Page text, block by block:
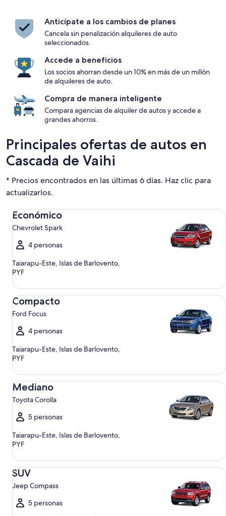
Anticípate a los cambios de planes
Cancela sin penalización alquileres de auto
seleccionados.
Accede a beneficios
Los socios ahorran desde un 10% en más de un millón
de alquileres de auto.
Compra de manera inteligente
Compara agencias de alquiler de autos y accede a
grandes ahorros.
Principales ofertas de autos en
Cascada de Vaihi
* Precios encontrados en las últimas 6 días. Haz clic para
actualizarlos.
Económico
Chevrolet Spark
4 personas
Taiarapu-Este, Islas de Barlovento,
PYF
Económico Chevrolet Spark
Compacto
Ford Focus
4 personas
Taiarapu-Este, Islas de Barlovento,
PYF
Compacto Ford Focus
Mediano
Toyota Corolla
5 personas
Taiarapu-Este, Islas de Barlovento,
PYF
Mediano Toyota Corolla
SUV
Jeep Compass
5 personas
SUV Jeep Compass